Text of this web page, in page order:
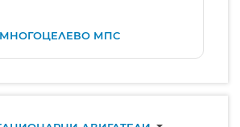
МНОГОЦЕЛЕВО МПС